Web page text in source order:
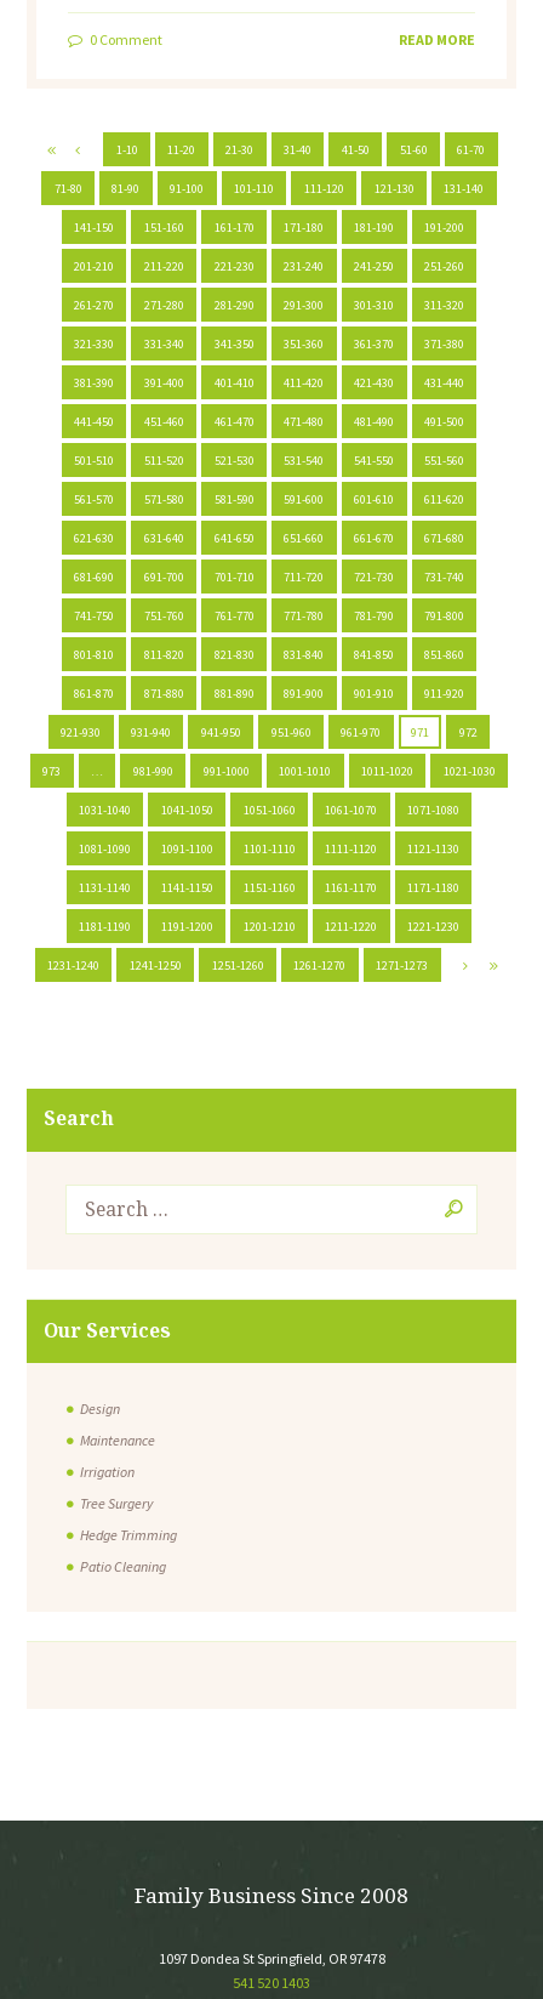
0Comment READ MORE
1-10 11-20 21-30 31-40 41-50 51-60 61-70
71-80 81-90 91-100 101-110 111-120 121-130 131-140
141-150 151-160 161-170 171-180 181-190 191-200
201-210 211-220 221-230 231-240 241-250 251-260
261-270 271-280 281-290 291-300 301-310 311-320
321-330 331-340 341-350 351-360 361-370 371-380
381-390 391-400 401-410 411-420 421-430 431-440
441-450 451-460 461-470 471-480 481-490 491-500
501-510 511-520 521-530 531-540 541-550 551-560
561-570 571-580 581-590 591-600 601-610 611-620
621-630 631-640 641-650 651-660 661-670 671-680
681-690 691-700 701-710 711-720 721-730 731-740
741-750 751-760 761-770 771-780 781-790 791-800
801-810 811-820 821-830 831-840 841-850 851-860
861-870 871-880 881-890 891-900 901-910 911-920
921-930 931-940 941-950 951-960 961-970 971 972
973 981-990 991-1000 1001-1010 1011-1020 1021-1030
1031-1040 1041-1050 1051-1060 1061-1070 1071-1080
1081-1090 1091-1100 1101-1110 1111-1120 1121-1130
1131-1140 1141-1150 1151-1160 1161-1170 1171-1180
1181-1190 1191-1200 1201-1210 1211-1220 1221-1230
1231-1240 1241-1250 1251-1260 1261-1270 1271-1273
Search
Our Services
Design
Maintenance
Irrigation
Tree Surgery
Hedge Trimming
Patio Cleaning
Family Business Since 2008
1097 Dondea St Springfield, OR 97478
541 520 1403